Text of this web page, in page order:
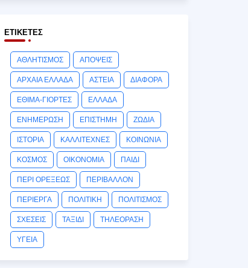
ΕΤΙΚΈΤΕΣ
ΑΘΛΗΤΙΣΜΟΣ ΑΠΟΨΕΙΣ
ΑΡΧΑΙΑ ΕΛΛΑΔΑ ΑΣΤΕΙΑ ΔΙΑΦΟΡΑ
ΕΘΙΜΑ-ΓΙΟΡΤΕΣ ΕΛΛΑΔΑ
ΕΝΗΜΕΡΩΣΗ ΕΠΙΣΤΗΜΗ ΖΩΔΙΑ
ΙΣΤΟΡΙΑ ΚΑΛΛΙΤΕΧΝΕΣ ΚΟΙΝΩΝΙΑ
ΚΟΣΜΟΣ ΟΙΚΟΝΟΜΙΑ ΠΑΙΔΙ
ΠΕΡΙ ΟΡΕΞΕΩΣ ΠΕΡΙΒΑΛΛΟΝ
ΠΕΡΙΕΡΓΑ ΠΟΛΙΤΙΚΗ ΠΟΛΙΤΙΣΜΟΣ
ΣΧΕΣΕΙΣ ΤΑΞΙΔΙ ΤΗΛΕΟΡΑΣΗ
ΥΓΕΙΑ